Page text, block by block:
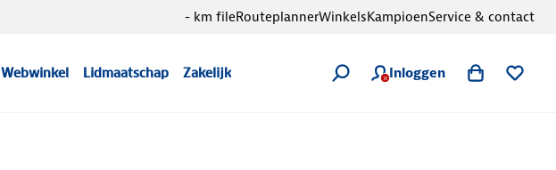
Webwinkel Lidmaatschap Zakelijk Inloggen
- km fileRouteplannerWinkelsKampioenService & contact